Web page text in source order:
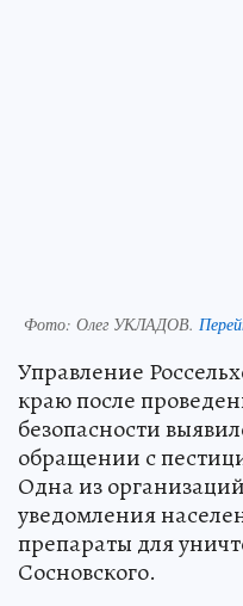
Фото: Олег УКЛАДОВ.
Управление
краю после
безопасности
обращении с
Одна из
уведомления
препараты для
Сосновского.